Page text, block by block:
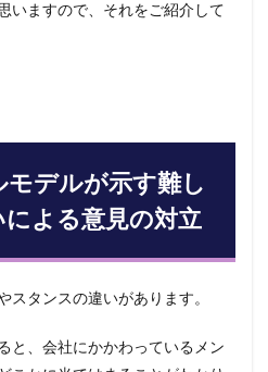
いますので、それをご紹介して
デルが示す難し
よる意見の対立
タンスの違いがあります。
と、会社にかかわっているメン